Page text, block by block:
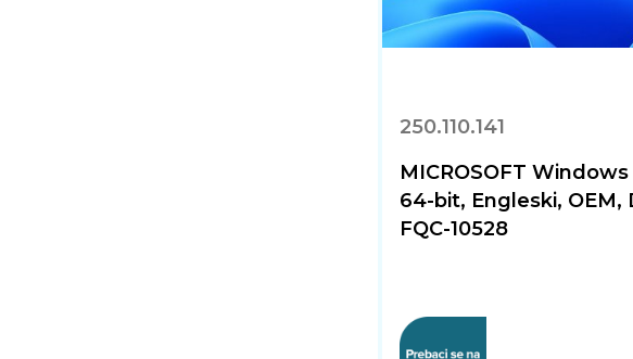
250.110.141
MICROSOFT Windows
64-bit, Engleski, OEM,
FQC-10528